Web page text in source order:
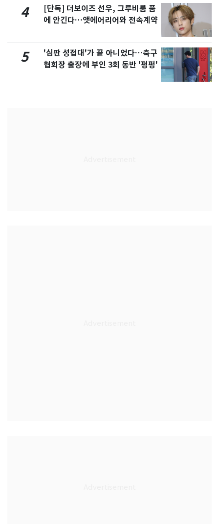
4
[단독] 더보이즈 선우, 그루비룸 품
에 안긴다…앳에어리어와 전속계약
5
'심판 성접대'가 끝 아니었다…축구
협회장 출장에 부인 3회 동반 '펑펑'